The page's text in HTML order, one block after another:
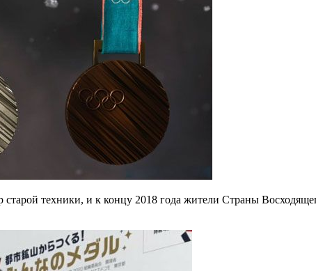
старой техники, и к концу 2018 года жители Страны